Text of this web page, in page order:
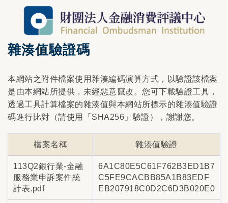
雜湊值驗證碼
本網站之附件檔案使用雜湊編碼演算方式，以驗證該檔案
是由本網站所提供，未經惡意竄改。您可下載驗證工具，
透過工具計算檔案的雜湊值與本網站所標示的雜湊值驗證
碼進行比對（請使用「SHA256」驗證），謝謝您。
檔案名稱 雜湊值驗證
113Q2銀行業-金融
服務業申訴案件統
計表.pdf
6A1C80E5C61F762B3ED1B7
C5FE9CACBB85A1B83EDF
EB207918C0D2C6D3B020E0